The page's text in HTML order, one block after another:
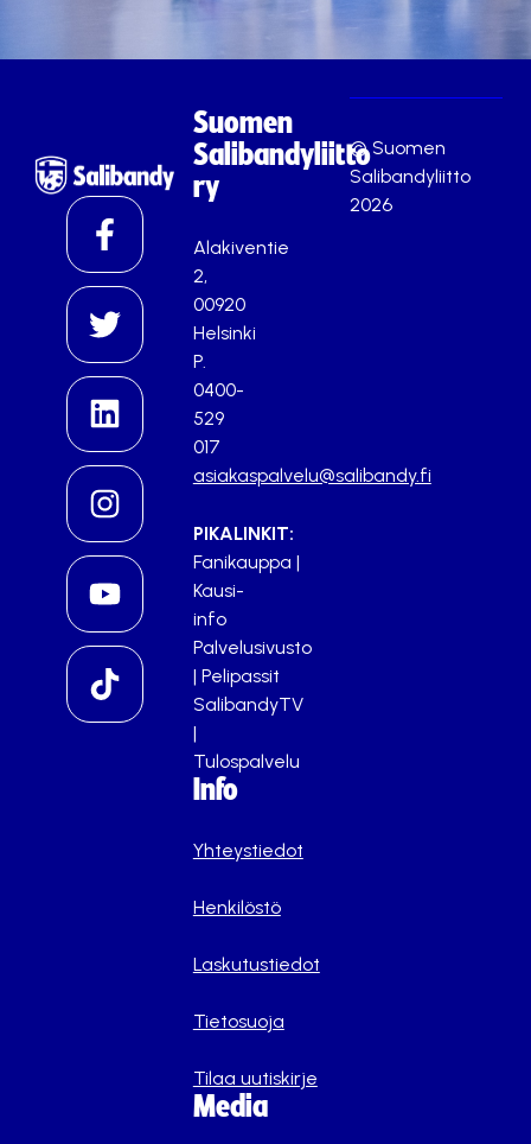
Suomen
Salibandyliitto
ry
Alakiventie
2,
00920
Helsinki
P.
0400-
529
017
asiakaspalvelu@salibandy.fi
PIKALINKIT:
Fanikauppa |
Kausi-
info
Palvelusivusto
| Pelipassit
SalibandyTV
|
Tulospalvelu
Info
Yhteystiedot
Henkilöstö
Laskutustiedot
Tietosuoja
Tilaa uutiskirje
Media
© Suomen
Salibandyliitto
2026